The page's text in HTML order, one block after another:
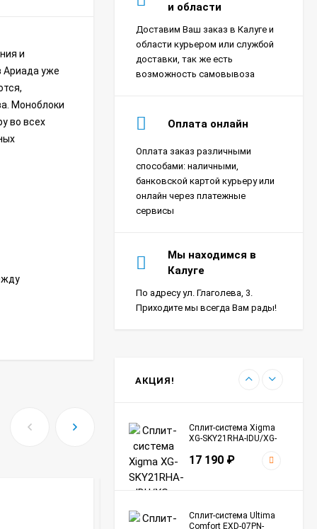
и
Ариада уже
Моноблоки
во всех
и области
Доставим Ваш заказ в Калуге и
области курьером или службой
доставки, так же есть
возможность самовывоза
Оплата онлайн
Оплата заказ различными
способами: наличными,
банковской картой курьеру или
онлайн через платежные
сервисы
Мы находимся в
Калуге
По адресу ул. Глаголева, 3.
Приходите мы всегда Вам рады!
АКЦИЯ!
Сплит-система Xigma
SKY27RHA-ODU Sky
18 390₽
Сплит-система Ultima
Comfort SIR-I07PN-
IN/SIR-I07PN-OUT Sirius
Сплит-система Xigma
XG-SKY21RHA-IDU/XG-
17 190 ₽
Сплит-система Ultima
Comfort EXD-07PN-